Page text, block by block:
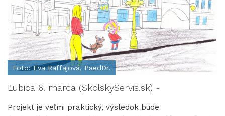
Foto: Eva Raffajová, PaedDr.
Ľubica 6. marca (SkolskyServis.sk) -
Projekt je veľmi praktický, výsledok bude